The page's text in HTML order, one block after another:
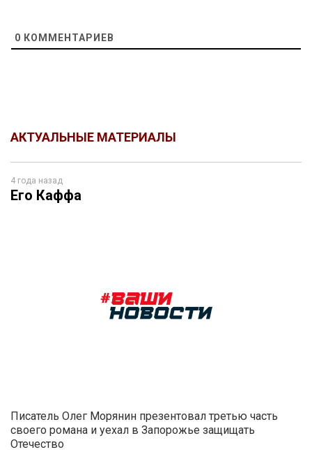
0 КОММЕНТАРИЕВ
АКТУАЛЬНЫЕ МАТЕРИАЛЫ
4 года назад
Его Каффа
Писатель Олег Морянин презентовал третью часть
своего романа и уехал в Запорожье защищать
Отечество